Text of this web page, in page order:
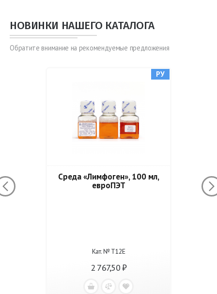
НОВИНКИ НАШЕГО КАТАЛОГА
Обратите внимание на рекомендуемые предложения
РУ
Среда «Лимфоген», 100 мл,
евроПЭТ
Кат. № Т12Е
2 767,50 ₽